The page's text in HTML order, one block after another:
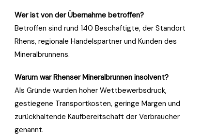
Wer ist von der Übernahme betroffen?
Betroffen sind rund 140 Beschäftigte, der Standort
Rhens, regionale Handelspartner und Kunden des
Mineralbrunnens.
Warum war Rhenser Mineralbrunnen insolvent?
Als Gründe wurden hoher Wettbewerbsdruck,
gestiegene Transportkosten, geringe Margen und
zurückhaltende Kaufbereitschaft der Verbraucher
genannt.